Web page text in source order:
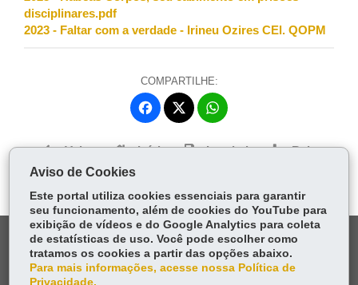
disciplinares.pdf
2023 - Faltar com a verdade - Irineu Ozires CEl. QOPM
COMPARTILHE:
Fa
ce
bo
ts
Voltar Início Imprimir Baixar
DENUNCIE CORRUPÇÃO
Aviso de Cookies
Este portal utiliza cookies essenciais para garantir
seu funcionamento, além de cookies do YouTube para
exibição de vídeos e do Google Analytics para coleta
de estatísticas de uso. Você pode escolher como
tratamos os cookies a partir das opções abaixo.
Para mais informações, acesse nossa Política de
Privacidade.